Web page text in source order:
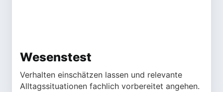
Wesenstest
Verhalten einschätzen lassen und relevante
Alltagssituationen fachlich vorbereitet angehen.